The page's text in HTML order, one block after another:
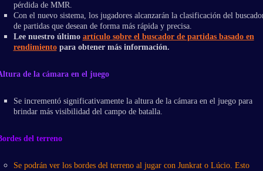
pérdida de MMR.
Con el nuevo sistema, los jugadores alcanzarán la clasificación del
de partidas que desean de forma más rápida y precisa.
Lee nuestro último artículo sobre el buscador de partidas basado en
rendimientopara obtener más información.
de la cámara en el juego
Se incrementó significativamente la altura de la cámara en el juego para
brindar más visibilidad del campo de batalla.
del terreno
Se podrán ver los bordes del terreno al jugar con Junkrat o Lúcio. Esto